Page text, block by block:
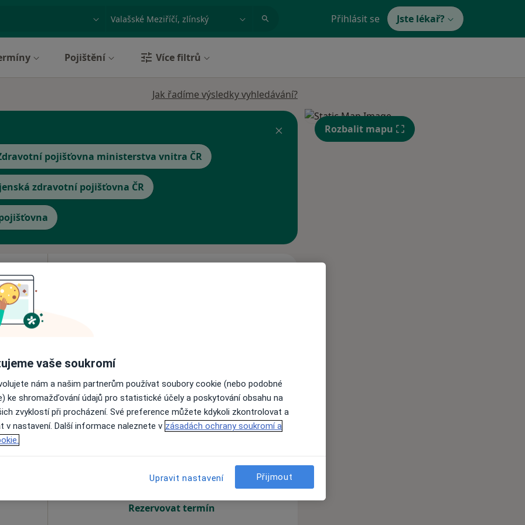
nemoc nebo příjmení Město nebo region Přihlásit se Jste lékař?
Pojištění Více filtrů
Jak řadíme výsledky vyhledávání?
pojišťovna ministerstva vnitra ČR
zdravotní pojišťovna ČR
532 kč
So Ne
Online rezervace termínu není k dispozici
Rezervovat termín
Rozbalit mapu
vaše soukromí
nám a našim partnerům používat soubory cookie (nebo podobné
ke shromažďování údajů pro statistické účely a poskytování obsahu na
zvyklostí při procházení. Své preference můžete kdykoli zkontrolovat a
v nastavení. Další informace naleznete v zásadách ochrany soukromí a
Upravit nastavení Přijmout